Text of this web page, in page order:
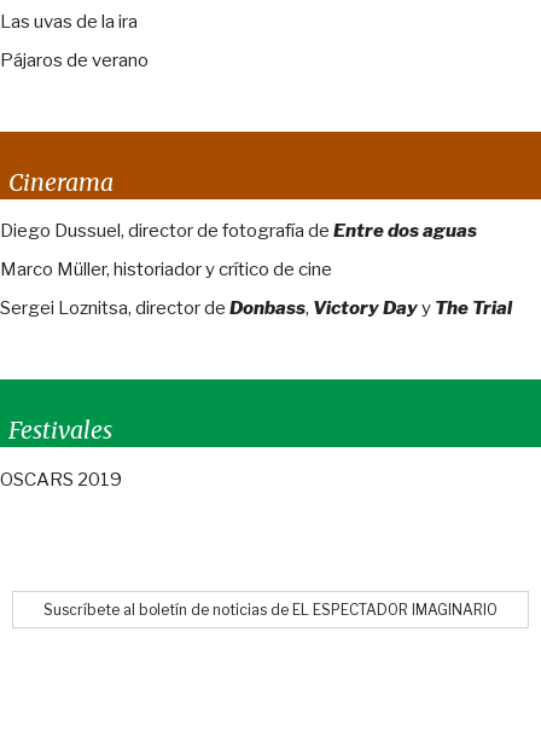
Las uvas de la ira
Pájaros de verano
Cinerama
Diego Dussuel, director de fotografía de Entre dos aguas
Marco Müller, historiador y crítico de cine
Sergei Loznitsa, director de Donbass, Victory Dayy The Trial
Festivales
OSCARS 2019
Suscríbete al boletín de noticias de EL ESPECTADOR IMAGINARIO